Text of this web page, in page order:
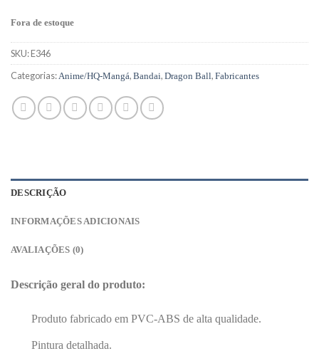
Fora de estoque
SKU:E346
Categorias:Anime/HQ-Mangá, Bandai, Dragon Ball, Fabricantes
DESCRIÇÃO
INFORMAÇÕES ADICIONAIS
AVALIAÇÕES (0)
Descrição geral do produto:
Produto fabricado em PVC-ABS de alta qualidade.
Pintura detalhada.